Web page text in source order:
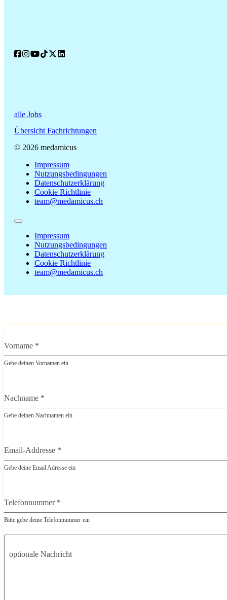
alle Jobs
Übersicht Fachrichtungen
© 2026 medamicus
Impressum
Nutzungsbedingungen
Datenschutzerklärung
Cookie Richtlinie
team@medamicus.ch
Impressum
Nutzungsbedingungen
Datenschutzerklärung
Cookie Richtlinie
team@medamicus.ch
Vorname *
Gebe deinen Vornamen ein
Nachname *
Gebe deinen Nachnamen ein
Email-Addresse *
Gebe deine Email Adresse ein
Telefonnummer *
Bitte gebe deine Telefonnummer ein
optionale Nachricht